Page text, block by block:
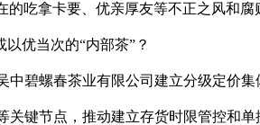
吃拿卡要、优亲厚友等不正之风和腐
优当次的“内部茶”？
碧螺春茶业有限公司建立分级定价
键节点，推动建立存货时限管控和